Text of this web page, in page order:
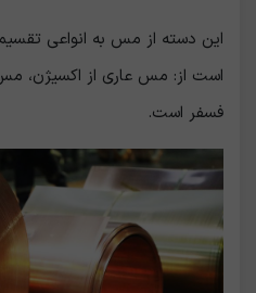
این دسته از مس به انواعی
است از: مس عاری از اکسیژن،
فسفر است.